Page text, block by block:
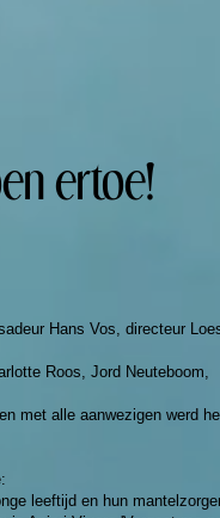
ertoe!
Hans Vos, directeur
Roos, Jord Neuteboom,
met alle aanwezigen werd
leeftijd en hun